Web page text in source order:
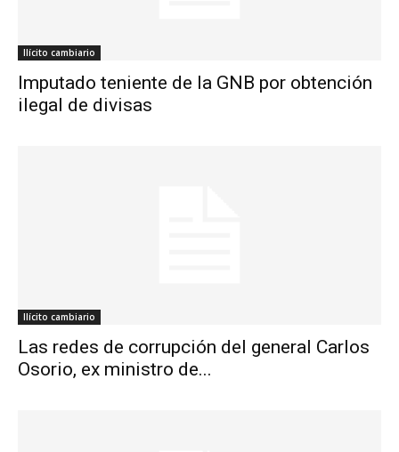
Ilícito cambiario
Imputado teniente de la GNB por obtención
ilegal de divisas
Ilícito cambiario
Las redes de corrupción del general Carlos
Osorio, ex ministro de...